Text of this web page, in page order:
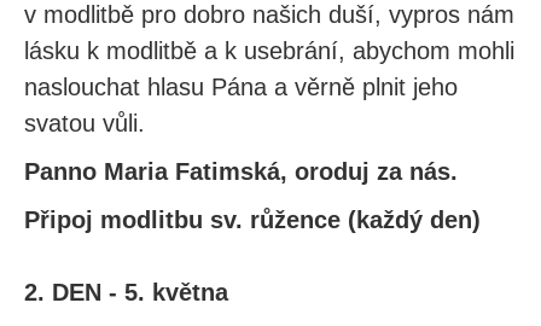
v modlitbě pro dobro našich duší, vypros nám
lásku k modlitbě a k usebrání, abychom mohli
naslouchat hlasu Pána a věrně plnit jeho
svatou vůli.
Panno Maria Fatimská, oroduj za nás.
Připoj modlitbu sv. růžence (každý den)
2. DEN - 5. května